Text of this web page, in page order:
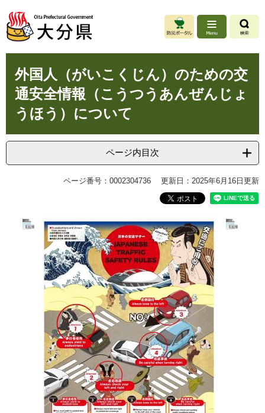
ジ
先
ュ
を
へ
外国人（がいこくじん）のための交
通安全情報（こうつうあんぜんじょ
うほう）について
ページ内目次
ページ番号：0002304736 更新日：2025年6月16日更新